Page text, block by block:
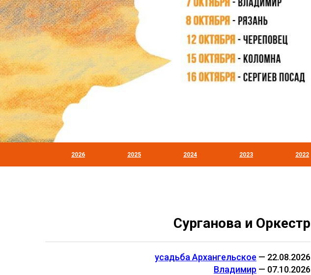
2026 2025 2024 2023 2022
Сурганова и Оркестр
усадьба Архангельское — 22.08.2026
Владимир — 07.10.2026